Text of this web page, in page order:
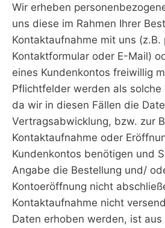
Wir erheben
uns diese im Rahmen Ihrer
Kontaktaufnahme mit uns (z.B.
Kontaktformular oder E-Mail)
eines Kundenkontos freiwillig
Pflichtfelder werden als solche
da wir in diesen Fällen die
Vertragsabwicklung, bzw. zur
Kontaktaufnahme oder
Kundenkontos benötigen und
Angabe die Bestellung und/
Kontoeröffnung nicht
Kontaktaufnahme nicht
Daten erhoben werden, ist